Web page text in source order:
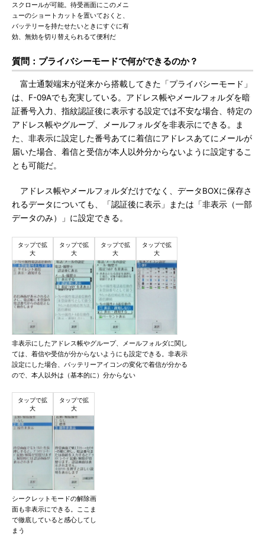
スクロールが可能。待受画面にこのメニ
ューのショートカットを置いておくと、
バッテリーを持たせたいときにすぐに有
効、無効を切り替えられるて便利だ
質問：プライバシーモードで何ができるのか？
富士通製端末が従来から搭載してきた「プライバシーモード」
は、F-09Aでも充実している。アドレス帳やメールフォルダを暗
証番号入力、指紋認証後に表示する設定では不安な場合、特定の
アドレス帳やグループ、メールフォルダを非表示にできる。ま
た、非表示に設定した番号あてに着信にアドレスあてにメールが
届いた場合、着信と受信が本人以外分からないように設定するこ
とも可能だ。
アドレス帳やメールフォルダだけでなく、データBOXに保存さ
れるデータについても、「認証後に表示」または「非表示（一部
データのみ）」に設定できる。
非表示にしたアドレス帳やグループ、メールフォルダに関し
ては、着信や受信が分からないようにも設定できる。非表示
設定にした場合、バッテリーアイコンの変化で着信が分かる
ので、本人以外は（基本的に）分からない
シークレットモードの解除画
面も非表示にできる。ここま
で徹底していると感心してし
まう